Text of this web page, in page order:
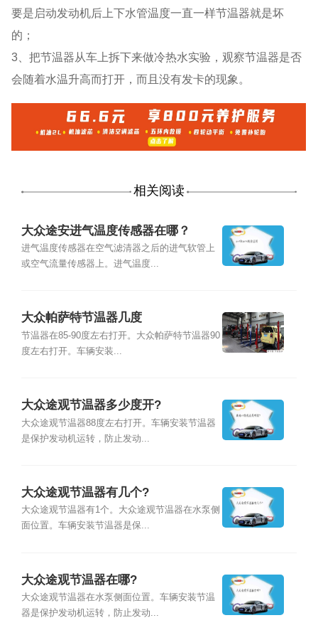
要是启动发动机后上下水管温度一直一样节温器就是坏
的；
3、把节温器从车上拆下来做冷热水实验，观察节温器是否
会随着水温升高而打开，而且没有发卡的现象。
相关阅读
大众途安进气温度传感器在哪？
进气温度传感器在空气滤清器之后的进气软管上
或空气流量传感器上。进气温度...
大众帕萨特节温器几度
节温器在85-90度左右打开。大众帕萨特节温器90
度左右打开。车辆安装...
大众途观节温器多少度开?
大众途观节温器88度左右打开。车辆安装节温器
是保护发动机运转，防止发动...
大众途观节温器有几个?
大众途观节温器有1个。大众途观节温器在水泵侧
面位置。车辆安装节温器是保...
大众途观节温器在哪?
大众途观节温器在水泵侧面位置。车辆安装节温
器是保护发动机运转，防止发动...